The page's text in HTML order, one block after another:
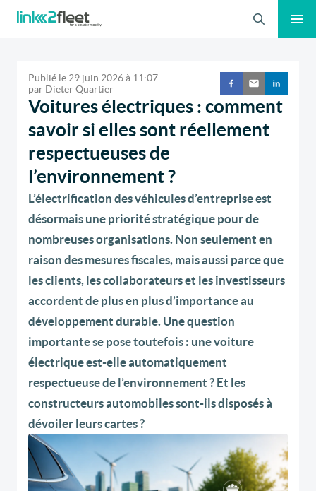
Recherche
Publié le29 juin 2026à 11:07
par Dieter Quartier
Voitures électriques : comment
savoir si elles sont réellement
respectueuses de
l’environnement ?
L’électrification des véhicules d’entreprise est
désormais une priorité stratégique pour de
nombreuses organisations. Non seulement en
raison des mesures fiscales, mais aussi parce que
les clients, les collaborateurs et les investisseurs
accordent de plus en plus d’importance au
développement durable. Une question
importante se pose toutefois : une voiture
électrique est-elle automatiquement
respectueuse de l’environnement ? Et les
constructeurs automobiles sont-ils disposés à
dévoiler leurs cartes ?